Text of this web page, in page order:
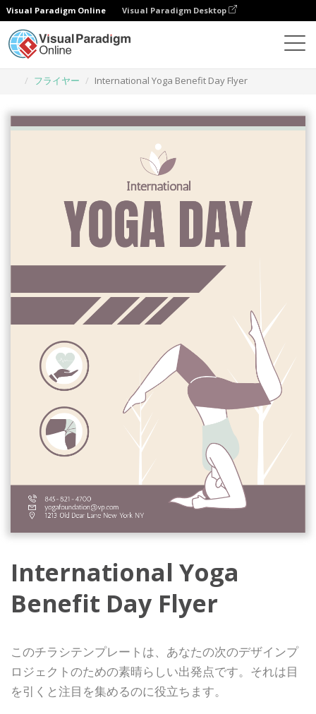
Visual Paradigm Online Visual Paradigm Desktop
フライヤー
International Yoga Benefit Day Flyer
International Yoga
Benefit Day Flyer
このチラシテンプレートは、あなたの次のデザインプ
ロジェクトのための素晴らしい出発点です。それは目
を引くと注目を集めるのに役立ちます。